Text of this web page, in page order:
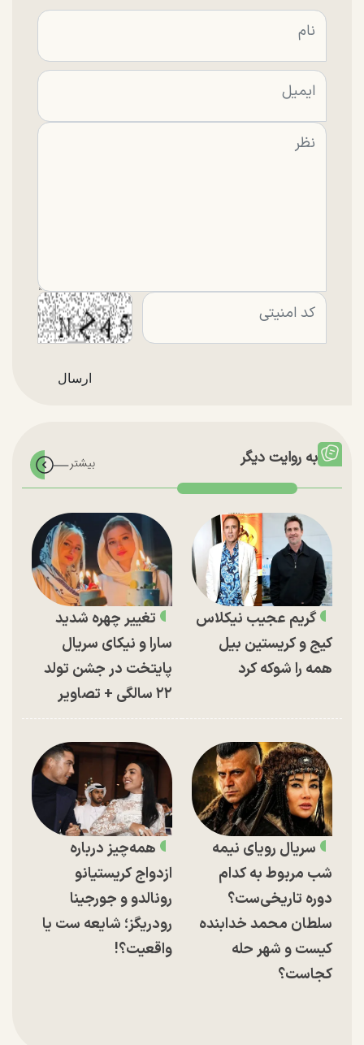
به روایت دیگر
گریم عجیب نیکلاس
کیج و کریستین بیل
همه را شوکه کرد
تغییر چهره شدید
سارا و نیکای سریال
پایتخت در جشن تولد
۲۲ سالگی + تصاویر
سریال رویای نیمه
شب مربوط به کدام
دوره تاریخی‌ست؟
سلطان محمد خدابنده
کیست و شهر حله
کجاست؟
همه‌چیز درباره
ازدواج کریستیانو
رونالدو و جورجینا
رودریگز؛ شایعه ست یا
واقعیت؟!